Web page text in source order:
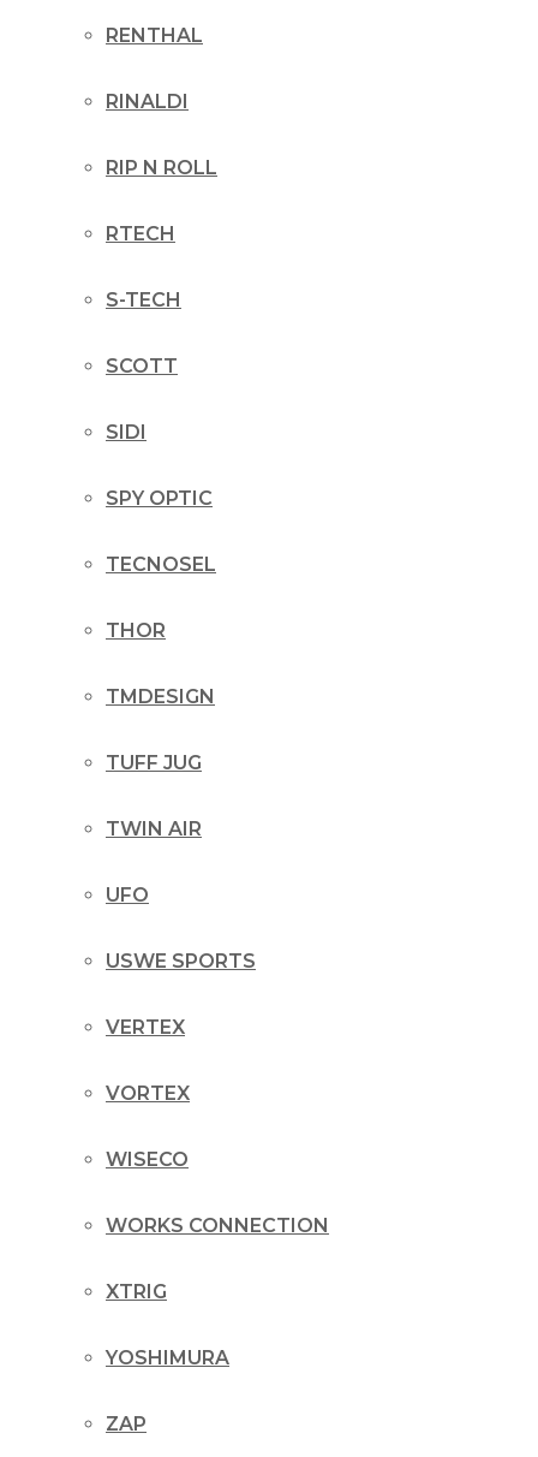
RENTHAL
RINALDI
RIP N ROLL
RTECH
S-TECH
SCOTT
SIDI
SPY OPTIC
TECNOSEL
THOR
TMDESIGN
TUFF JUG
TWIN AIR
UFO
USWE SPORTS
VERTEX
VORTEX
WISECO
WORKS CONNECTION
XTRIG
YOSHIMURA
ZAP